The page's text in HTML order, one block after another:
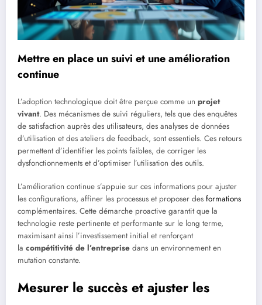
Mettre en place un suivi et une amélioration
continue
L’adoption technologique doit être perçue comme un projet
vivant. Des mécanismes de suivi réguliers, tels que des enquêtes
de satisfaction auprès des utilisateurs, des analyses de données
d’utilisation et des ateliers de feedback, sont essentiels. Ces retours
permettent d’identifier les points faibles, de corriger les
dysfonctionnements et d’optimiser l’utilisation des outils.
L’amélioration continue s’appuie sur ces informations pour ajuster
les configurations, affiner les processus et proposer des formations
complémentaires. Cette démarche proactive garantit que la
technologie reste pertinente et performante sur le long terme,
maximisant ainsi l’investissement initial et renforçant
la compétitivité de l’entreprise dans un environnement en
mutation constante.
Mesurer le succès et ajuster les